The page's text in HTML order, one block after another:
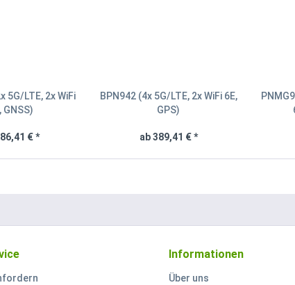
5G/LTE, 2x WiFi
GNSS)
€ *
BPN942 (4x 5G/LTE, 2x WiFi 6E,
GPS)
ab 389,41 € *
Informationen
Über uns